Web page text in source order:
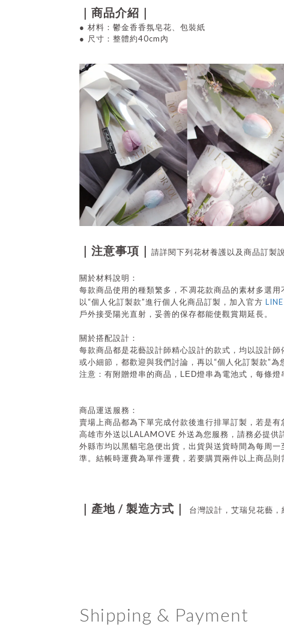
｜商品介紹｜
● 材料：鬱金香香氛皂花、包裝紙
● 尺寸：整體約40cm內
｜注意事項｜ 請詳閱下列花材養護以及商品訂製
關於材料說明：
每款商品使用的種類繁多，不凋花款商品的素材多選
以 “個人化訂製款”進行個人化商品訂製，加入官方 LINE
戶外接受陽光直射，妥善的保存都能使觀賞期延長。
關於搭配設計：
每款商品都是花藝設計師精心設計的款式，均以設計
或小細節，都歡迎與我們討論，再以 “個人化訂製款”為
注意：有附贈燈串的商品， LED燈串為電池式，每條燈
商品運送服務：
賣場上商品都為下單完成付款後進行排單訂製，若是
高雄市外送以LALAMOVE 外送為您服務，請務必提供
外縣市均以黑貓宅急便出貨，出貨與送貨時間為每周
準。結帳時運費為單件運費，若要購買兩件以上商品
｜產地 / 製造方式｜ 台灣設計，艾瑞兒花藝，
Shipping & Payment